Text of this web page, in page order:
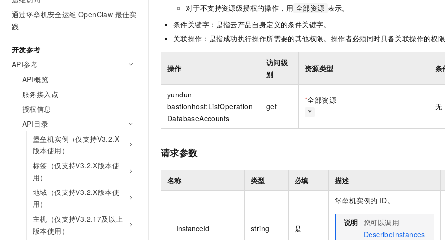
通过堡垒机安全运维 OpenClaw 最佳实
践
开发参考
API参考
API概览
服务接入点
授权信息
API目录
堡垒机实例（仅支持V3.2.X
版本使用）
标签（仅支持V3.2.X版本使
用）
地域（仅支持V3.2.X版本使
用）
主机（仅支持V3.2.17及以上
版本使用）
对于不支持资源级授权的操作，用 全部资源 表示。
条件关键字：是指云产品自身定义的条件关键字。
关联操作：是指成功执行操作所需要的其他权限。操作者必须同时具备关联操作的权限
操作
访问级
别
资源类型 条
yundun-
bastionhost:ListOperation
DatabaseAccounts
get
*全部资源
*
无
请求参数
名称 类型 必填 描述
InstanceId string 是
堡垒机实例的 ID。
说明 您可以调用
DescribeInstances
大模型解决方案
快速部署 Dify，高效搭建 AI 应用
依托云原生高可用架构,实现Dify私有化部署 用1%尺寸在特定领域达到大模型90%以上效果
即刻拥有 DeepSeek-R1 满血版 超强辅助，
Serverless
迁移与运维管理
专有云